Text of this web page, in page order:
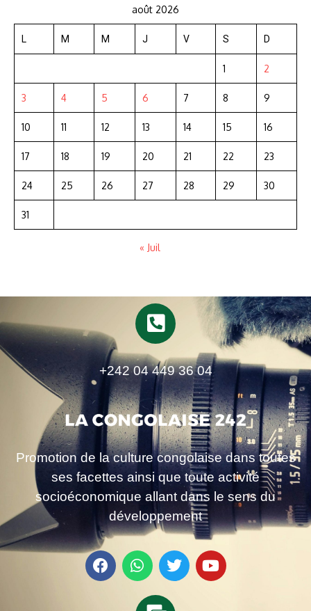
août 2026
L M M J V S D
1 2
3 4 5 6 7 8 9
10 11 12 13 14 15 16
17 18 19 20 21 22 23
24 25 26 27 28 29 30
31
« Juil
+242 04 449 36 04
Promotion de la culture congolaise dans toutes
ses facettes ainsi que toute activité
socioéconomique allant dans le sens du
développement